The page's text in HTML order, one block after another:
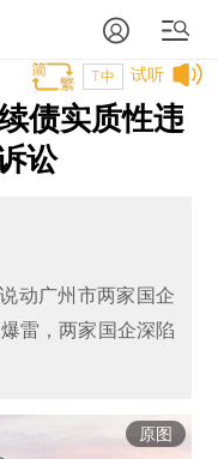
试听
T中
债实质性违
讼
动广州市两家国企
雷，两家国企深陷
原图